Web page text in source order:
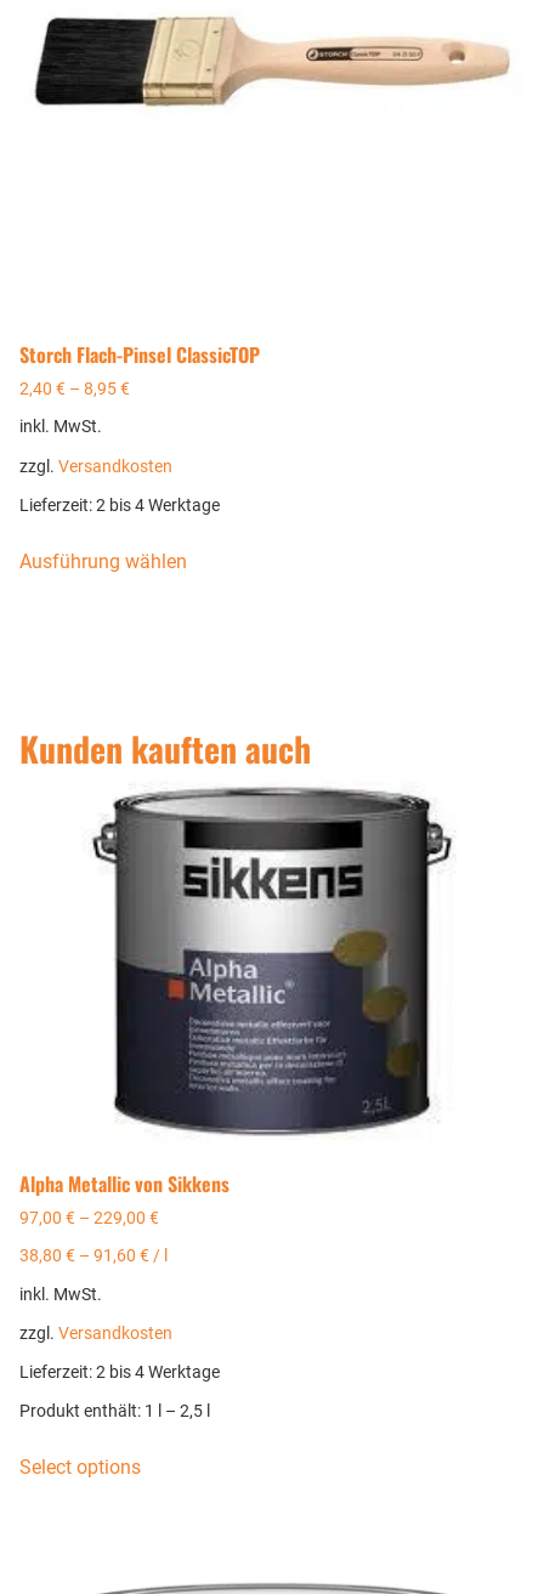
Storch Flach-Pinsel ClassicTOP
2,40 € – 8,95€
inkl. MwSt.
zzgl. Versandkosten
Lieferzeit:2 bis 4 Werktage
Ausführung wählen
Kunden kauften auch
Alpha Metallic von Sikkens
97,00 € – 229,00 €
38,80 € – 91,60 €/
inkl. MwSt.
zzgl. Versandkosten
Lieferzeit:2 bis 4 Werktage
Produkt enthält: 1
– 2,5
Select options